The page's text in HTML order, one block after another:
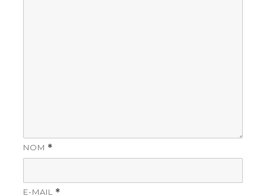
NOM *
E-MAIL *